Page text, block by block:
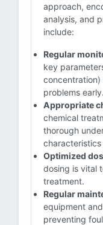
approach,
analysis, and
include:
Regular
key
problems early.
Appropriate
chemical
thorough
Optimized
dosing is vital
treatment.
Regular
equipment
preventing